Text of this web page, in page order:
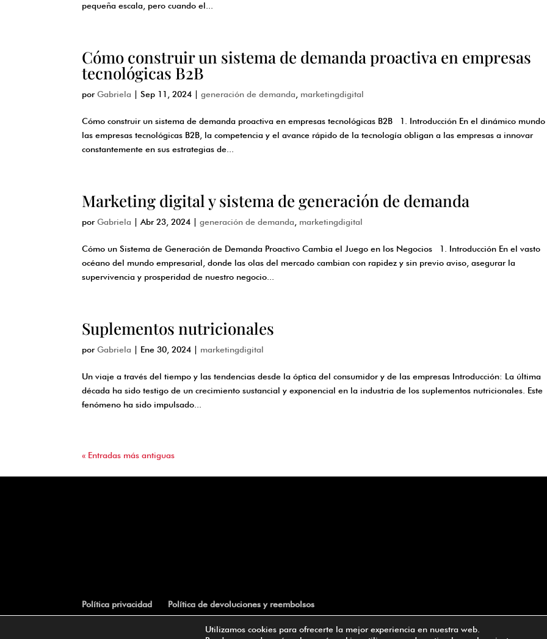
pequeña escala, pero cuando el...
Cómo construir un sistema de demanda proactiva en empresas
tecnológicas B2B
porGabriela |Sep 11, 2024 |generación de demanda marketingdigital
Cómo construir un sistema de demanda proactiva en empresas tecnológicas B2B 1. Introducción En el dinámico
las empresas tecnológicas B2B, la competencia y el avance rápido de la tecnología obligan a las empresas a innovar
constantemente en sus estrategias de...
Marketing digital y sistema de generación de demanda
porGabriela |Abr 23, 2024 |generación de demanda marketingdigital
Cómo un Sistema de Generación de Demanda Proactivo Cambia el Juego en los Negocios 1. Introducción En el vasto
océano del mundo empresarial, donde las olas del mercado cambian con rapidez y sin previo aviso, asegurar la
supervivencia y prosperidad de nuestro negocio...
Suplementos nutricionales
porGabriela Ene 30, 2024 marketingdigital
Un viaje a través del tiempo y las tendencias desde la óptica del consumidor y de las empresas Introducción: La última
década ha sido testigo de un crecimiento sustancial y exponencial en la industria de los suplementos nutricionales. Este
fenómeno ha sido impulsado...
« Entradas más antiguas
Política privacidad Política de devoluciones y reembolsos
Utilizamos cookies para ofrecerte la mejor experiencia en nuestra web.